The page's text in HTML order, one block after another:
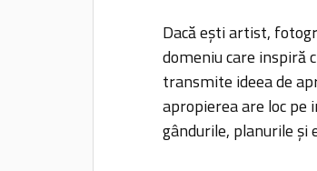
Dacă ești artist,
domeniu care inspiră
transmite ideea de
apropierea are loc
gândurile, planurile și